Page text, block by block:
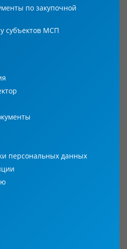
по закупочной
субъектов МСП
персональных данных